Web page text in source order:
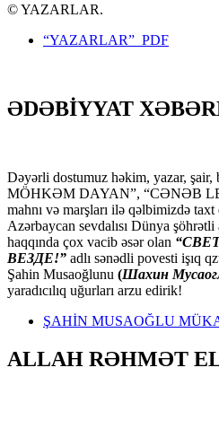
© YAZARLAR.
“YAZARLAR” PDF
ƏDƏBİYYAT
Dəyərli dostumuz həkim, yazar,
MÖHKƏM DAYAN”, “CƏNƏB
mahnı və marşları ilə qəlbimizdə
Azərbaycan sevdalısı Dünya
haqqında çox vacib əsər olan
ВЕЗДЕ!” adlı sənədli povesti işıq
Şahin Musaoğlunu (Шахин
yaradıcılıq uğurları arzu edirik!
ŞAHİN MUSAOĞLU
ALLAH RƏHMƏT